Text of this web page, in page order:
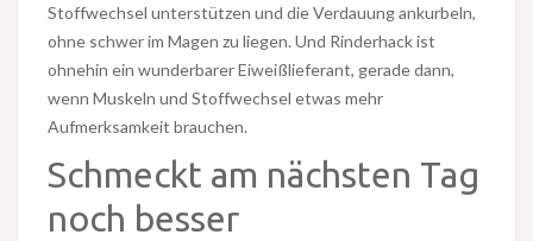
Stoffwechsel unterstützen und die Verdauung ankurbeln,
ohne schwer im Magen zu liegen. Und Rinderhack ist
ohnehin ein wunderbarer Eiweißlieferant, gerade dann,
wenn Muskeln und Stoffwechsel etwas mehr
Aufmerksamkeit brauchen.
Schmeckt am nächsten Tag
noch besser